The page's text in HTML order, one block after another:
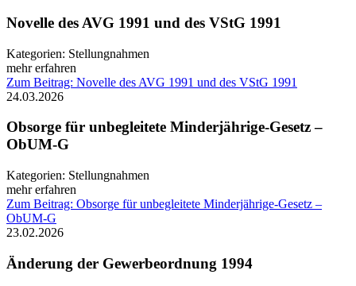
Novelle des AVG 1991 und des VStG 1991
Kategorien: Stellungnahmen
mehr erfahren
Zum Beitrag: Novelle des AVG 1991 und des VStG 1991
24.03.2026
Obsorge für unbegleitete Minderjährige-Gesetz –
ObUM-G
Kategorien: Stellungnahmen
mehr erfahren
Zum Beitrag: Obsorge für unbegleitete Minderjährige-Gesetz –
ObUM-G
23.02.2026
Änderung der Gewerbeordnung 1994